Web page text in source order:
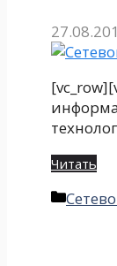
Читать